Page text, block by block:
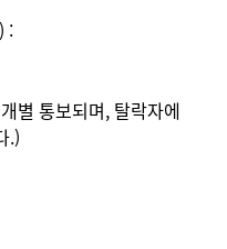
:
별 통보되며, 탈락자에
.)